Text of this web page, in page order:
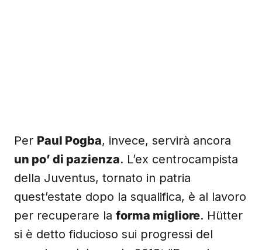
Per Paul Pogba, invece, servirà ancora
un po’ di pazienza. L’ex centrocampista
della Juventus, tornato in patria
quest’estate dopo la squalifica, è al lavoro
per recuperare la forma migliore. Hütter
si è detto fiducioso sui progressi del